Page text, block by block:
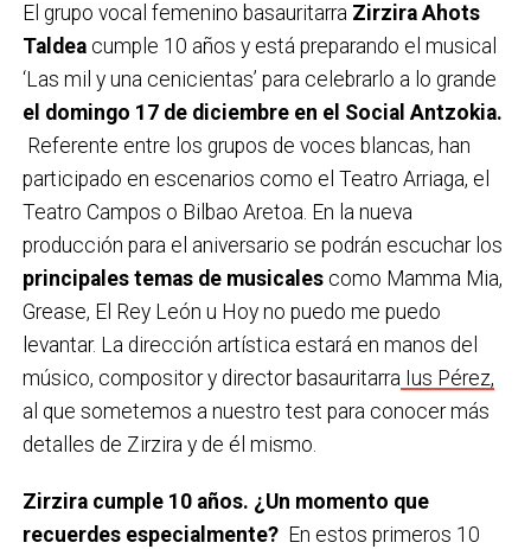
El grupo vocal femenino basauritarra Zirzira Ahots
Taldeacumple 10 años y está preparando el musical
‘Las mil y una cenicientas’ para celebrarlo a lo grande
el domingo 17 de diciembre en el Social Antzokia.
Referente entre los grupos de voces blancas, han
participado en escenarios como el Teatro Arriaga, el
Teatro Campos o Bilbao Aretoa. En la nueva
producción para el aniversario se podrán escuchar los
principales temas de musicalescomo Mamma Mia,
Grease, El Rey León u Hoy no puedo me puedo
levantar. La dirección artística estará en manos del
músico, compositor y director basauritarra Ius Pérez,
al que sometemos a nuestro test para conocer más
detalles de Zirzira y de él mismo.
Zirzira cumple 10 años. ¿Un momento que
recuerdes especialmente? En estos primeros 10